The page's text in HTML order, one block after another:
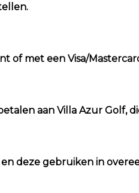
of met een Visa/
aan Villa Azur Golf,
deze gebruiken in